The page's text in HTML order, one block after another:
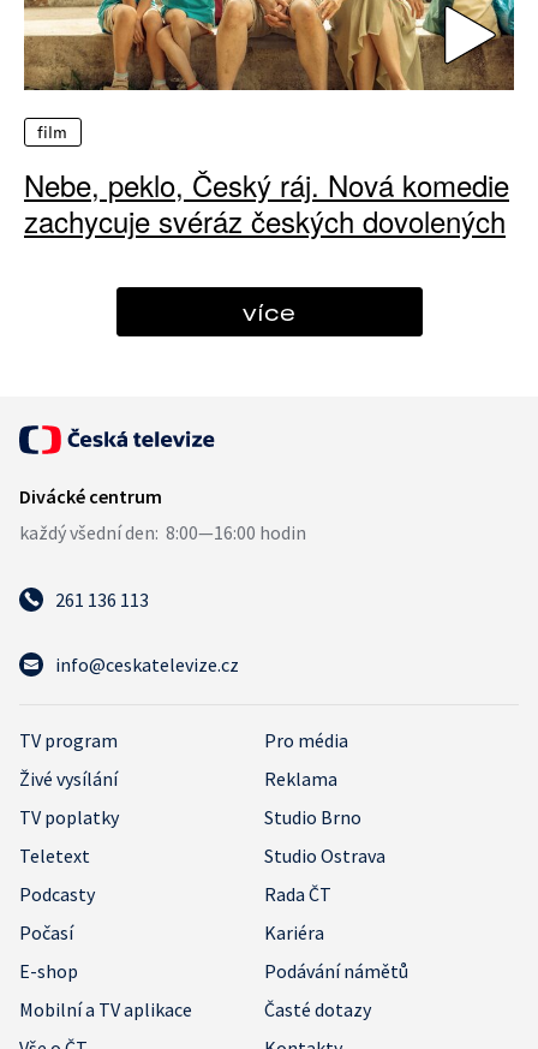
film
Nebe, peklo, Český ráj. Nová komedie
zachycuje svéráz českých dovolených
více
261 136 113
info@ceskatelevize.cz
TV program
Pro média
Živé vysílání
Reklama
TV poplatky
Studio Brno
Teletext
Studio Ostrava
Podcasty
Rada ČT
Počasí
Kariéra
E-shop
Podávání námětů
Mobilní a TV aplikace
Časté dotazy